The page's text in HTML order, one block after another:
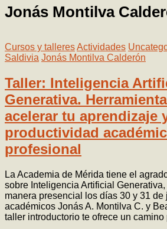
Jonás Montilva
Cursos y talleresActividades
Saldivia Jonás Montilva Calderón
Taller: Inteligencia
Generativa.
acelerar tu aprendizaje
productividad
profesional
La Academia de Mérida tiene el
sobre Inteligencia Artificial
manera presencial los días 30 y 31
académicos Jonás A. Montilva C. y
taller introductorio te ofrece un camino